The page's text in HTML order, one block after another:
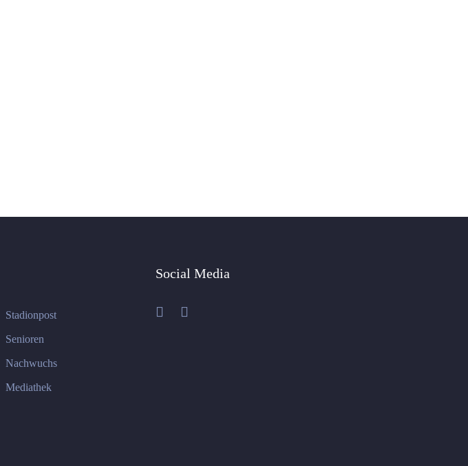
Stadionpost
Senioren
Nachwuchs
Mediathek
Social Media